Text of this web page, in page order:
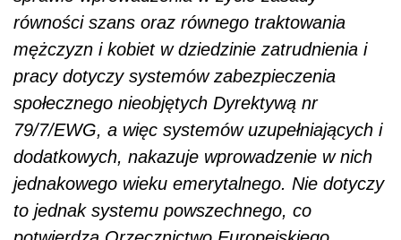
równości szans oraz równego traktowania
mężczyzn i kobiet w dziedzinie zatrudnienia i
pracy dotyczy systemów zabezpieczenia
społecznego nieobjętych Dyrektywą nr
79/7/EWG, a więc systemów uzupełniających i
dodatkowych, nakazuje wprowadzenie w nich
jednakowego wieku emerytalnego. Nie dotyczy
to jednak systemu powszechnego, co